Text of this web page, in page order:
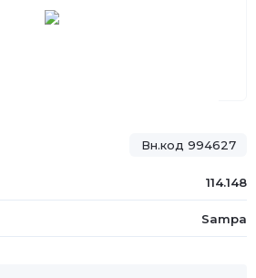
Вн.код 994627
114.148
Sampa